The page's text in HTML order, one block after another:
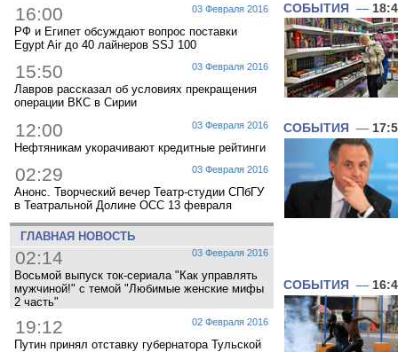
03 Февраля 2016
16:00
РФ и Египет обсуждают вопрос поставки
Egypt Air до 40 лайнеров SSJ 100
03 Февраля 2016
15:50
Лавров рассказал об условиях прекращения
операции ВКС в Сирии
03 Февраля 2016
12:00
Нефтяникам укорачивают кредитные рейтинги
03 Февраля 2016
02:29
Анонс. Творческий вечер Театр-студии СПбГУ
в Театральной Долине ОСС 13 февраля
ГЛАВНАЯ НОВОСТЬ
03 Февраля 2016
02:14
Восьмой выпуск ток-сериала "Как управлять
мужчиной!" с темой "Любимые женские мифы
2 часть"
02 Февраля 2016
19:12
Путин принял отставку губернатора Тульской
СОБЫТИЯ —
СОБЫТИЯ —
СОБЫТИЯ —